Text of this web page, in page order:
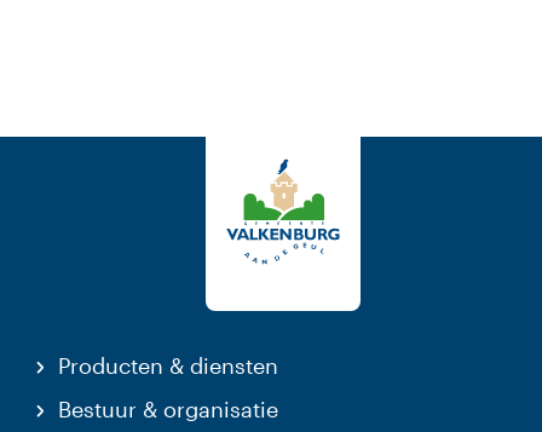
Producten & diensten
Bestuur & organisatie